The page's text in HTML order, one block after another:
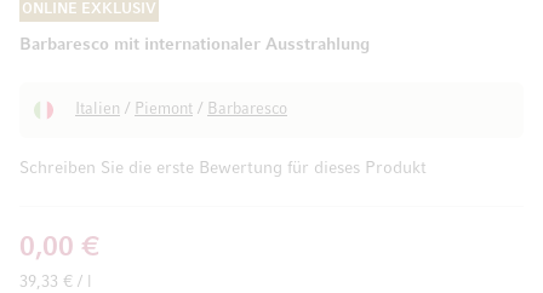
Schreiben Sie die erste Bewertung für dieses Produkt
ONLINE EXKLUSIV
Barbaresco mit internationaler Ausstrahlung
Italien / Piemont / Barbaresco
0,00 €
39,33 € / l